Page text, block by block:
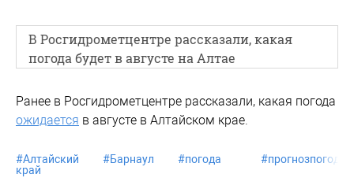
В Росгидрометцентре рассказали, какая
погода будет в августе на Алтае
Ранее в Росгидрометцентре рассказали, какая погода
ожидается в августе в Алтайском крае.
#Алтайский
край
#Барнаул #погода #прогнозпогоды